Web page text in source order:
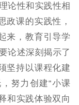
信息公开指南
法规
论性和实践性相
政课的实践性，
来，教育引导学
论述深刻揭示了
坚持以课程化建
努力创建“小课
和实践体验双向